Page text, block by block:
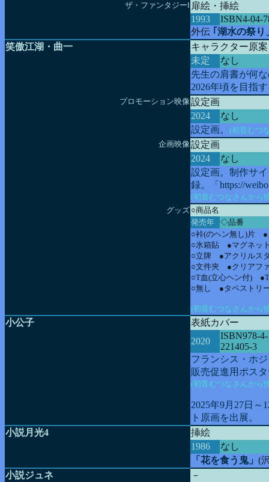
ザ・ファンタジーⅠ 扉絵・挿絵
1993
ISBN4-04-
外伝 ｢湖水の祭り
笑傲江湖・曲一
キャラクター原案
未定
なし
先生の肩書が何
2026年頃を目指
プロモーション映像設定画
2024
なし
設定画。 (初音むつ
企画映像設定画
2024
なし
設定画。制作サ
録。「https://
(初音むつなさんから
グッズ ○商品名
発売年
◇品番
○裃(のヘン無し)片
○氷箱貼 ●マグネ
○立牌 ●アクリル
○文件夾 ●クリア
○T血(立心ヘン付)
○無し ●タペスト
(初音むつなさんから
小公子
表紙カバー
2020
ISBN978-
221405-3
フランシス・ホ
販売促進用ポス
(初音むつなさんから
2025年9月27日
ト原画を出展。
小説月光4
挿絵
1986
なし
「花を食う鬼」 (
小説ジュネ
－